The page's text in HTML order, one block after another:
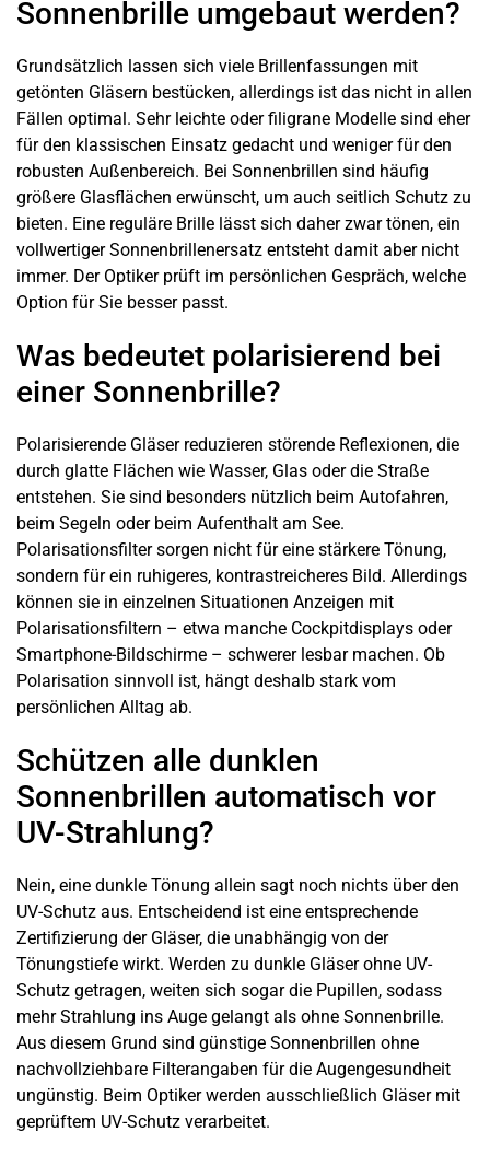
Sonnenbrille umgebaut werden?
Grundsätzlich lassen sich viele Brillenfassungen mit
getönten Gläsern bestücken, allerdings ist das nicht in allen
Fällen optimal. Sehr leichte oder filigrane Modelle sind eher
für den klassischen Einsatz gedacht und weniger für den
robusten Außenbereich. Bei Sonnenbrillen sind häufig
größere Glasflächen erwünscht, um auch seitlich Schutz zu
bieten. Eine reguläre Brille lässt sich daher zwar tönen, ein
vollwertiger Sonnenbrillenersatz entsteht damit aber nicht
immer. Der Optiker prüft im persönlichen Gespräch, welche
Option für Sie besser passt.
Was bedeutet polarisierend bei
einer Sonnenbrille?
Polarisierende Gläser reduzieren störende Reflexionen, die
durch glatte Flächen wie Wasser, Glas oder die Straße
entstehen. Sie sind besonders nützlich beim Autofahren,
beim Segeln oder beim Aufenthalt am See.
Polarisationsfilter sorgen nicht für eine stärkere Tönung,
sondern für ein ruhigeres, kontrastreicheres Bild. Allerdings
können sie in einzelnen Situationen Anzeigen mit
Polarisationsfiltern – etwa manche Cockpitdisplays oder
Smartphone-Bildschirme – schwerer lesbar machen. Ob
Polarisation sinnvoll ist, hängt deshalb stark vom
persönlichen Alltag ab.
Schützen alle dunklen
Sonnenbrillen automatisch vor
UV-Strahlung?
Nein, eine dunkle Tönung allein sagt noch nichts über den
UV-Schutz aus. Entscheidend ist eine entsprechende
Zertifizierung der Gläser, die unabhängig von der
Tönungstiefe wirkt. Werden zu dunkle Gläser ohne UV-
Schutz getragen, weiten sich sogar die Pupillen, sodass
mehr Strahlung ins Auge gelangt als ohne Sonnenbrille.
Aus diesem Grund sind günstige Sonnenbrillen ohne
nachvollziehbare Filterangaben für die Augengesundheit
ungünstig. Beim Optiker werden ausschließlich Gläser mit
geprüftem UV-Schutz verarbeitet.